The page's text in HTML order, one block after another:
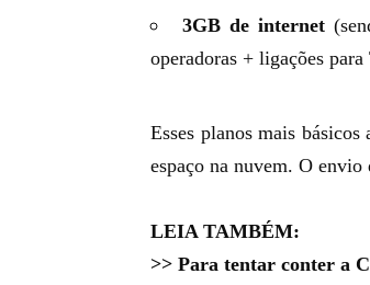
3GB de internet
operadoras + ligações
Esses planos mais
espaço na nuvem. O
LEIA TAMBÉM:
>>Para tentar conter a